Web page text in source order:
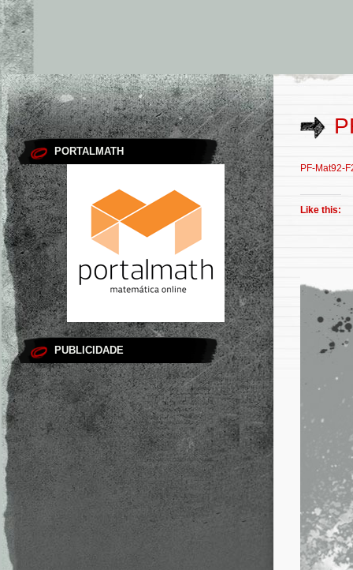
PORTALMATH
PUBLICIDADE
PF-Mat92-
Like this: